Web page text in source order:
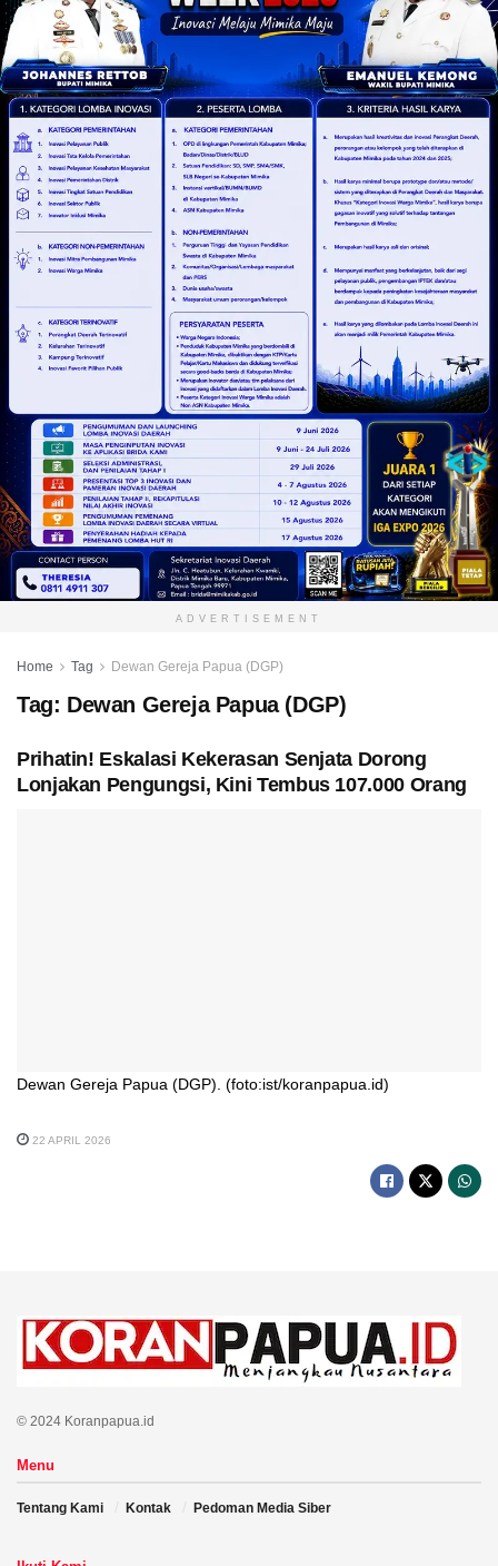
ADVERTISEMENT
Home Tag Dewan Gereja Papua (DGP)
Tag: Dewan Gereja Papua (DGP)
Prihatin! Eskalasi Kekerasan Senjata Dorong
Lonjakan Pengungsi, Kini Tembus 107.000 Orang
Dewan Gereja Papua (DGP). (foto:ist/koranpapua.id)
22 APRIL 2026
© 2024 Koranpapua.id
Menu
Tentang Kami Kontak Pedoman Media Siber